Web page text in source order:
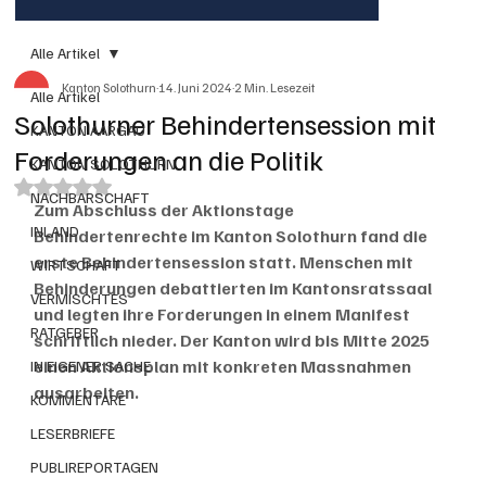
Alle Artikel
KANTON AARGAU
KANTON SOLOTHURN
NACHBARSCHAFT
INLAND
WIRTSCHAFT
VERMISCHTES
RATGEBER
IN EIGENER SACHE
KOMMENTARE
LESERBRIEFE
PUBLIREPORTAGEN
Alle Artikel
Solothurner Behindertensession mit
Forderungen an die Politik
Kanton Solothurn14. Juni 20242 Min. Lesezeit
Mit NaN von 5 Sternen bewertet.
Zum Abschluss der Aktionstage
Behindertenrechte im Kanton Solothurn fand die
erste Behindertensession statt. Menschen mit
Behinderungen debattierten im Kantonsratssaal
und legten ihre Forderungen in einem Manifest
schriftlich nieder. Der Kanton wird bis Mitte 2025
einen Aktionsplan mit konkreten Massnahmen
ausarbeiten.